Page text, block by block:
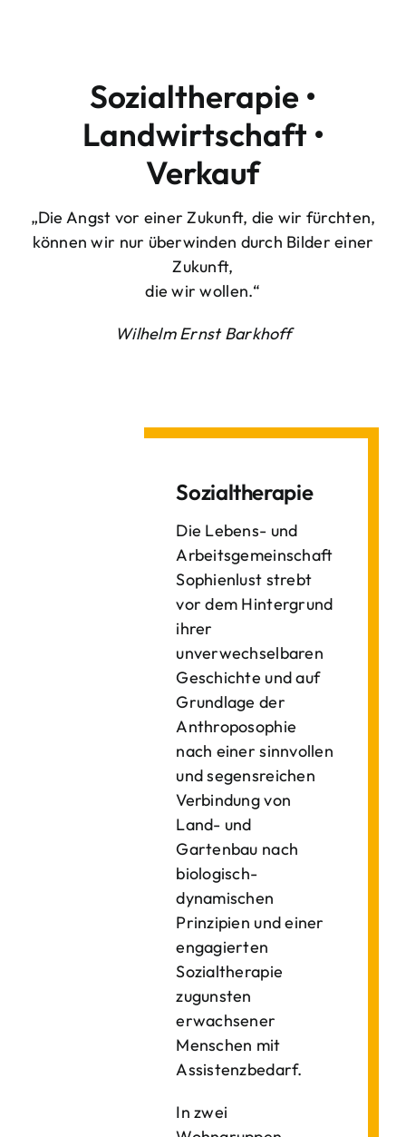
Sozialtherapie •
Landwirtschaft •
Verkauf
„Die Angst vor einer Zukunft, die wir fürchten,
können wir nur überwinden durch Bilder einer
Zukunft,
die wir wollen.“
Wilhelm Ernst Barkhoff
Sozialtherapie
Die Lebens- und
Arbeitsgemeinschaft
Sophienlust strebt
vor dem Hintergrund
ihrer
unverwechselbaren
Geschichte und auf
Grundlage der
Anthroposophie
nach einer sinnvollen
und segensreichen
Verbindung von
Land- und
Gartenbau nach
biologisch-
dynamischen
Prinzipien und einer
engagierten
Sozialtherapie
zugunsten
erwachsener
Menschen mit
Assistenzbedarf.
In zwei